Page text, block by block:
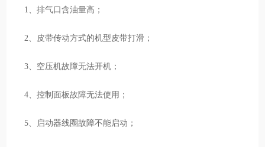
1、排气口含油量高；
2、皮带传动方式的机型皮带打滑；
3、空压机故障无法开机；
4、控制面板故障无法使用；
5、启动器线圈故障不能启动；